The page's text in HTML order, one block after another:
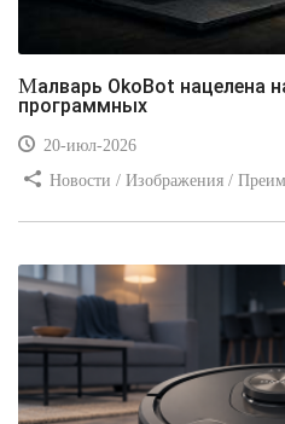
Малварь OkoBot нацелена на владельцев
программных
20-июл-2026
Новости / Изображения /